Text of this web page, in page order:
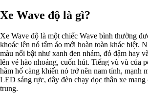
Xe Wave độ là gì?
Xe Wave độ là một chiếc Wave bình thường
khoác lên nó tấm áo mới hoàn toàn khác biệt.
màu nổi bật như xanh đen nhám, đỏ đậm hay
lên vẻ hào nhoáng, cuốn hút. Tiếng vù vù của
hầm hố càng khiến nó trở nên nam tính, mạnh
LED sáng rực, dây đèn chạy dọc thân xe mang
trung.